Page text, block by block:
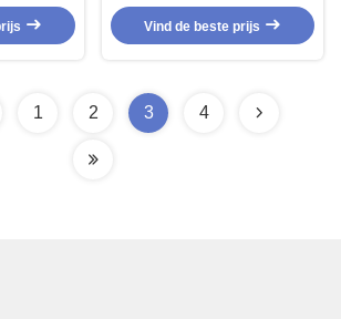
Treksterkte Fluoroelastomeer
Vind de beste prijs
1 2 3 4